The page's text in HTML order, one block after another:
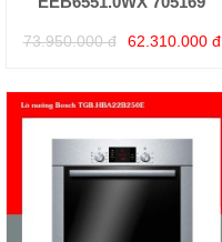
73.950.000 đ 62.310.000 đ